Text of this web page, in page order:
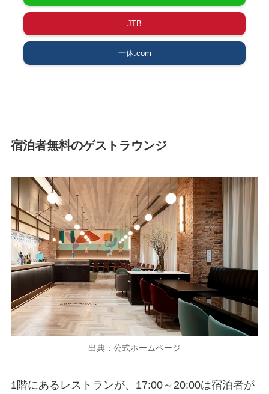
JTB
一休.com
宿泊者無料のゲストラウンジ
出典：公式ホームページ
1階にあるレストランが、17:00～20:00は宿泊者が